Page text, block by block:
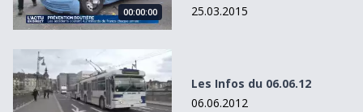
00:00:00
25.03.2015
Les Infos du 06.06.12
Les Infos du 06.06.12
06.06.2012